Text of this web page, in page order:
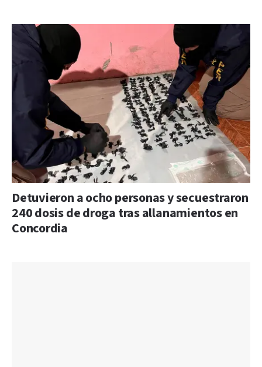
Detuvieron a ocho personas y secuestraron
240 dosis de droga tras allanamientos en
Concordia